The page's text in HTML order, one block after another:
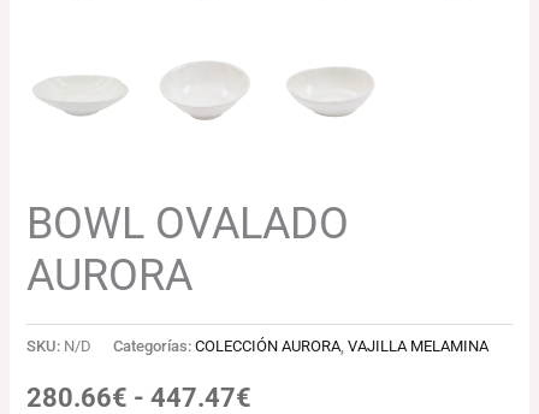
BOWL OVALADO
AURORA
SKU: N/D Categorías:COLECCIÓN AURORA,VAJILLA MELAMINA
280.66€ - 447.47€